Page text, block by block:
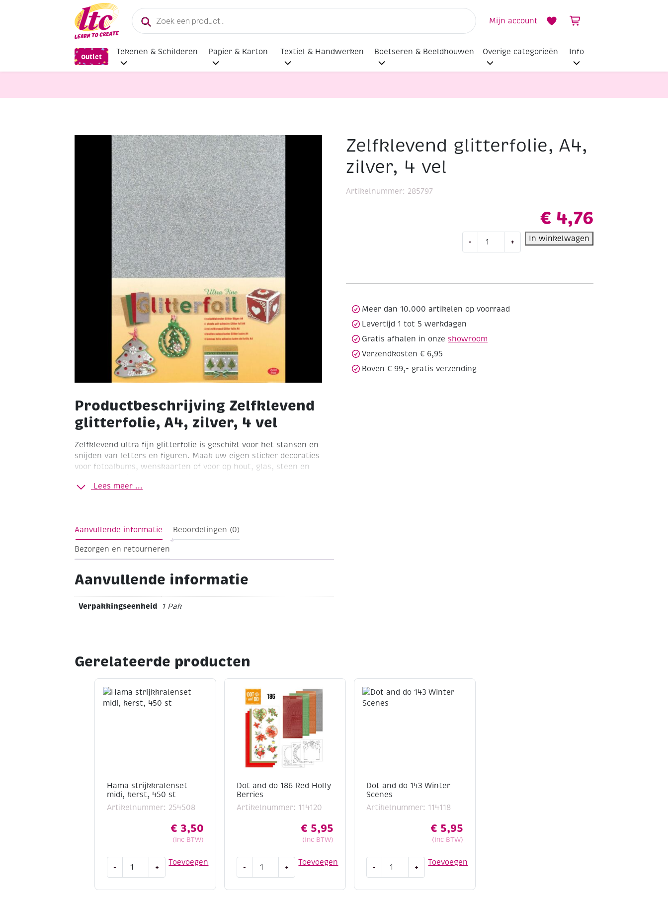
Producten
zoeken
Mijn account
Outlet
Tekenen & Schilderen Papier & Karton Textiel & Handwerken Boetseren & Beeldhouwen Overige categorieën Info
Diverse Hobbymaterialen en Knutselmaterialen Zelfklevend glitterfolie, A4, zilver, 4 vel
Productbeschrijving Zelfklevend
glitterfolie, A4, zilver, 4 vel
Zelfklevend ultra fijn glitterfolie is geschikt voor het stansen en
snijden van letters en figuren. Maak uw eigen sticker decoraties
voor fotoalbums, wenskaarten of voor op hout, glas, steen en
Lees meer ...
Zelfklevend glitterfolie, A4,
zilver, 4 vel
€ 4,76
-
glitterfolie,
+ In winkelwagen
Artikelnummer: 285797
Meer dan 10.000 artikelen op voorraad
Levertijd 1 tot 5 werkdagen
Gratis afhalen in onze showroom
Verzendkosten € 6,95
Boven € 99,- gratis verzending
Aanvullende informatie Beoordelingen (0)
Bezorgen en retourneren
Aanvullende informatie
Verpakkingseenheid 1 Pak
Gerelateerde producten
Hama strijkkralenset
midi, kerst, 450 st
Artikelnummer: 254508
€ 3,50
(Inc BTW)
Toevoegen
-
strijkkralenset
+
Dot and do 186 Red Holly
Berries
Artikelnummer: 114120
€ 5,95
(Inc BTW)
Toevoegen
- +
Dot and do 143 Winter
Scenes
Artikelnummer: 114118
€ 5,95
(Inc BTW)
Toevoegen
- +